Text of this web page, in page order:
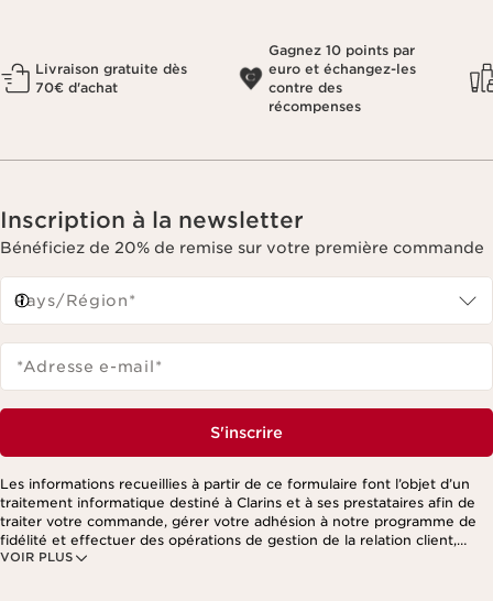
Livraison gratuite dès
70€ d'achat
Gagnez 10 points par
euro et échangez-les
contre des
récompenses
Inscription à la newsletter
Bénéficiez de 20% de remise sur votre première commande
Pays/Région*
*Adresse e-mail*
S'inscrire
VOIR PLUS
Les informations recueillies à partir de ce formulaire font l’objet d’un
traitement informatique destiné à Clarins et à ses prestataires afin de
traiter votre commande, gérer votre adhésion à notre programme de
fidélité et effectuer des opérations de gestion de la relation client,
notamment pour vous adresser des offres personnalisées en fonction